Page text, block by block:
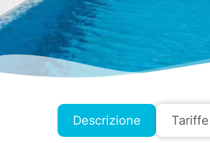
Descrizione Tariffe